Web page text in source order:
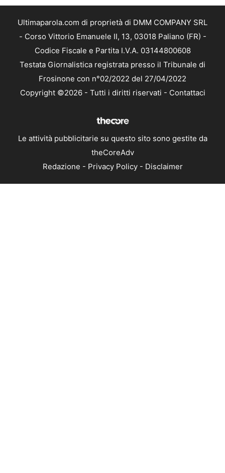
Ultimaparola.com di proprietà di DMM COMPANY SRL
- Corso Vittorio Emanuele II, 13, 03018 Paliano (FR) -
Codice Fiscale e Partita I.V.A. 03144800608
Testata Giornalistica registrata presso il Tribunale di
Frosinone con n°02/2022 del 27/04/2022
Copyright ©2026 - Tutti i diritti riservati - Contattaci
Le attività pubblicitarie su questo sito sono gestite da
theCoreAdv
Redazione - Privacy Policy- Disclaimer